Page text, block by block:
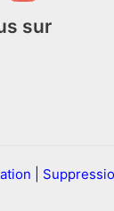
sur
|